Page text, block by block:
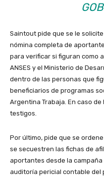
Saintout pide que se le
nómina completa de
para verificar si figuran como
ANSES y el Ministerio de
dentro de las personas que
beneficiarios de programas
Argentina Trabaja. En caso
testigos.
Por último, pide que se
se secuestren las fichas de
aportantes desde la campaña
auditoría pericial contable